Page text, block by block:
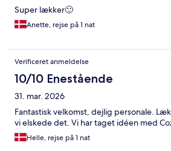
Super lækker🙂
Anette, rejse på 1 nat
Verificeret anmeldelse
10/10 Enestående
31. mar. 2026
Fantastisk velkomst, dejlig personale.
vi elskede det. Vi har taget idéen med
Helle, rejse på 1 nat